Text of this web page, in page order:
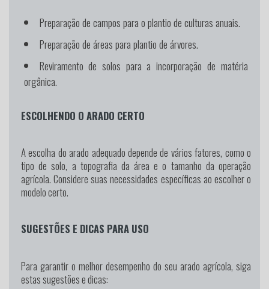
Preparação de campos para o plantio de culturas anuais.
Preparação de áreas para plantio de árvores.
Reviramento de solos para a incorporação de matéria
orgânica.
ESCOLHENDO O ARADO CERTO
A escolha do arado adequado depende de vários fatores, como o
tipo de solo, a topografia da área e o tamanho da operação
agrícola. Considere suas necessidades específicas ao escolher o
modelo certo.
SUGESTÕES E DICAS PARA USO
Para garantir o melhor desempenho do seu arado agrícola, siga
estas sugestões e dicas: